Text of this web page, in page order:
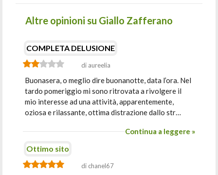
Altre opinioni su Giallo Zafferano
COMPLETA DELUSIONE
di aureelia
Buonasera, o meglio dire buonanotte, data l’ora. Nel
tardo pomeriggio mi sono ritrovata a rivolgere il
mio interesse ad una attività, apparentemente,
oziosa e rilassante, ottima distrazione dallo str…
Continua a leggere »
Ottimo sito
di chanel67